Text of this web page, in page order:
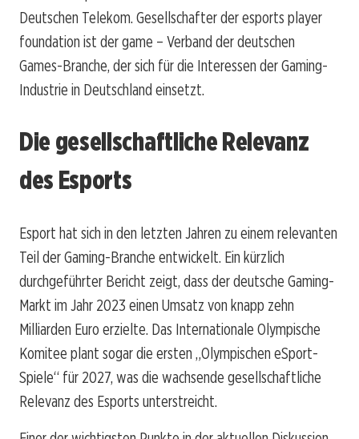
Deutschen Telekom. Gesellschafter der esports player
foundation ist dergame – Verband der deutschen
Games-Branche, der sich für die Interessen der Gaming-
Industrie in Deutschland einsetzt.
Die gesellschaftliche Relevanz
des Esports
Esport hat sich in den letzten Jahren zu einem relevanten
Teil der Gaming-Branche entwickelt. Ein kürzlich
durchgeführter Bericht zeigt, dass der deutsche Gaming-
Markt im Jahr 2023 einen Umsatz von knapp zehn
Milliarden Euro erzielte. Das Internationale Olympische
Komitee plant sogar die ersten „Olympischen eSport-
Spiele“ für 2027, was die wachsende gesellschaftliche
Relevanz des Esports unterstreicht.